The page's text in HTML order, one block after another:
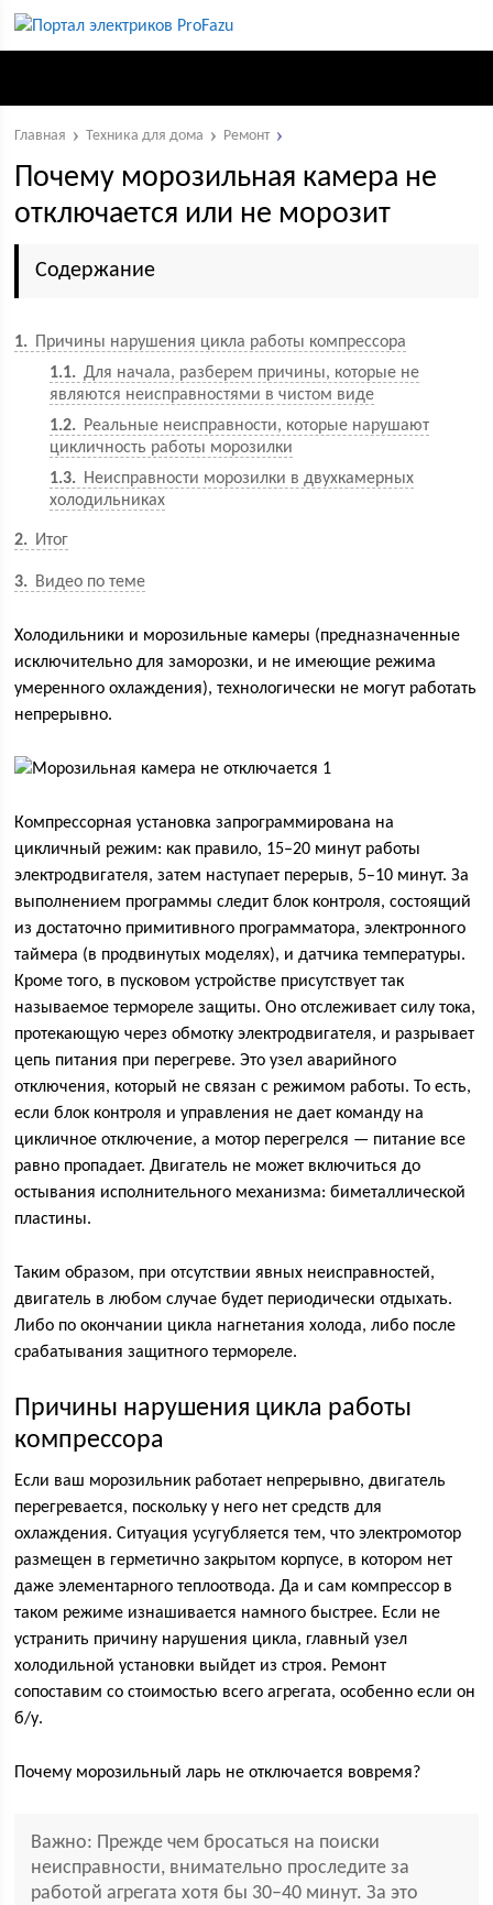
Главная Техника для дома Ремонт
Почему морозильная камера не
отключается или не морозит
Содержание
1
Причины нарушения цикла работы компрессора
1.1
Для начала, разберем причины, которые не
являются неисправностями в чистом виде
1.2
Реальные неисправности, которые нарушают
цикличность работы морозилки
1.3
Неисправности морозилки в двухкамерных
холодильниках
2 Итог
3 Видео по теме
Холодильники и морозильные камеры (предназначенные
исключительно для заморозки, и не имеющие режима
умеренного охлаждения), технологически не могут работать
непрерывно.
Компрессорная установка запрограммирована на
цикличный режим: как правило, 15–20 минут работы
электродвигателя, затем наступает перерыв, 5–10 минут. За
выполнением программы следит блок контроля, состоящий
из достаточно примитивного программатора, электронного
таймера (в продвинутых моделях), и датчика температуры.
Кроме того, в пусковом устройстве присутствует так
называемое термореле защиты. Оно отслеживает силу тока,
протекающую через обмотку электродвигателя, и разрывает
цепь питания при перегреве. Это узел аварийного
отключения, который не связан с режимом работы. То есть,
если блок контроля и управления не дает команду на
цикличное отключение, а мотор перегрелся — питание все
равно пропадает. Двигатель не может включиться до
остывания исполнительного механизма: биметаллической
пластины.
Таким образом, при отсутствии явных неисправностей,
двигатель в любом случае будет периодически отдыхать.
Либо по окончании цикла нагнетания холода, либо после
срабатывания защитного термореле.
Причины нарушения цикла работы
компрессора
Если ваш морозильник работает непрерывно, двигатель
перегревается, поскольку у него нет средств для
охлаждения. Ситуация усугубляется тем, что электромотор
размещен в герметично закрытом корпусе, в котором нет
даже элементарного теплоотвода. Да и сам компрессор в
таком режиме изнашивается намного быстрее. Если не
устранить причину нарушения цикла, главный узел
холодильной установки выйдет из строя. Ремонт
сопоставим со стоимостью всего агрегата, особенно если он
б/у.
Почему морозильный ларь не отключается вовремя?
Важно: Прежде чем бросаться на поиски
неисправности, внимательно проследите за
работой агрегата хотя бы 30–40 минут. За это